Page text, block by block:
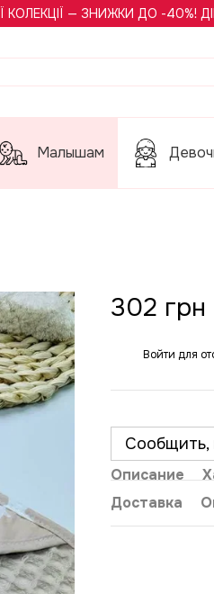
— ЗНИЖКИ ДО -40%!
Малышам
302 грн
Войти для
Сообщить,
Описание
Доставка